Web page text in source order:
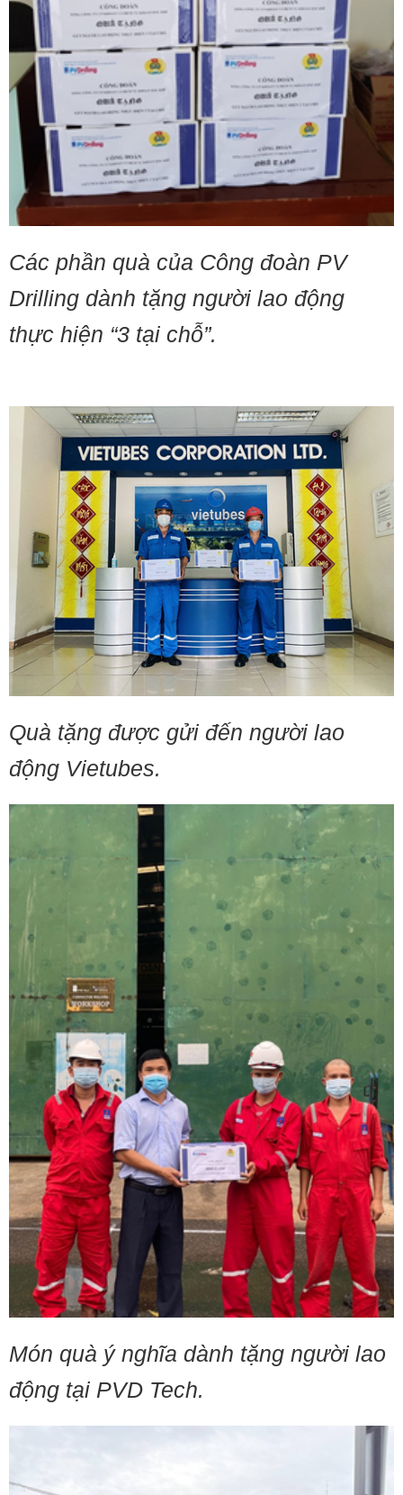
Các phần quà của Công đoàn PV
Drilling dành tặng người lao động
thực hiện “3 tại chỗ”.
Quà tặng được gửi đến người lao
động Vietubes.
Món quà ý nghĩa dành tặng người lao
động tại PVD Tech.